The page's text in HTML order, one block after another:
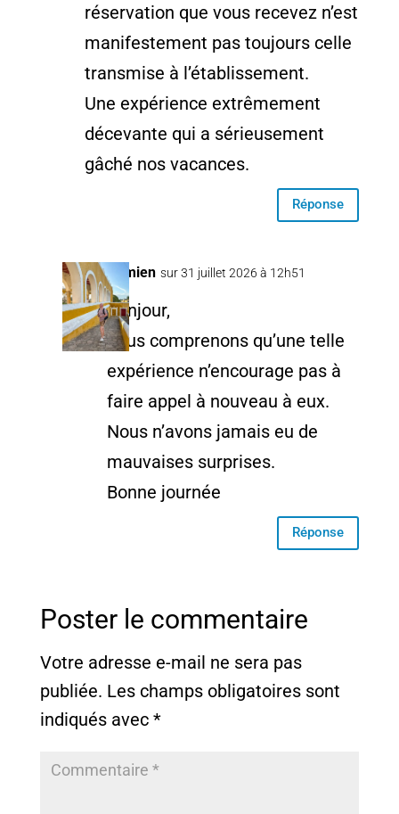
réservation que vous recevez n’est
manifestement pas toujours celle
transmise à l’établissement.
Une expérience extrêmement
décevante qui a sérieusement
gâché nos vacances.
Réponse
Damien sur 31 juillet 2026 à 12h51
Bonjour,
nous comprenons qu’une telle
expérience n’encourage pas à
faire appel à nouveau à eux.
Nous n’avons jamais eu de
mauvaises surprises.
Bonne journée
Réponse
Poster le commentaire
Votre adresse e-mail ne sera pas
publiée. Les champs obligatoires sont
indiqués avec *